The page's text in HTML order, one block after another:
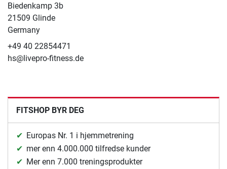
Biedenkamp 3b
21509 Glinde
Germany
+49 40 22854471
hs@livepro-fitness.de
FITSHOP BYR DEG
Europas Nr. 1 i hjemmetrening
mer enn 4.000.000 tilfredse kunder
Mer enn 7.000 treningsprodukter